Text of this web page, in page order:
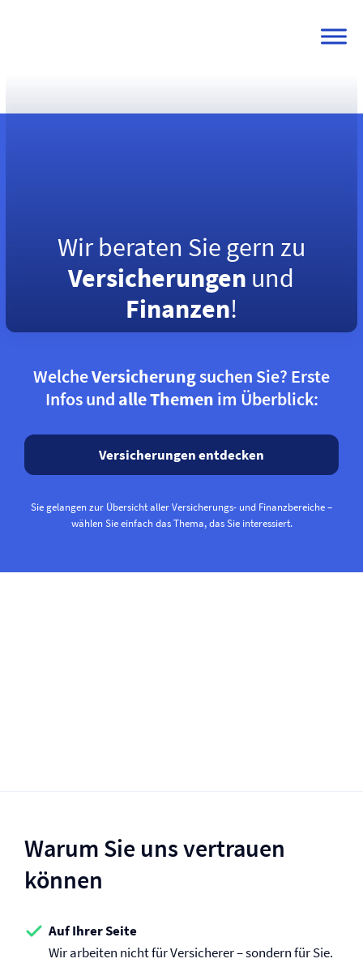
Wir beraten Sie gern zu
Versicherungen und
Finanzen!
WelcheVersicherungsuchen Sie? Erste
Infos und alle Themen im Überblick:
Versicherungen entdecken
Sie gelangen zur Übersicht aller Versicherungs- und Finanzbereiche –
wählen Sie einfach das Thema, das Sie interessiert.
Warum Sie uns vertrauen
können
Auf Ihrer Seite
Wir arbeiten nicht für Versicherer – sondern für Sie.